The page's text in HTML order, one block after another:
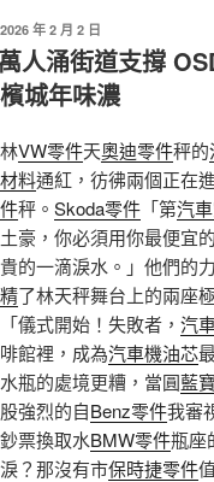
發
佈
於
2026 年 2 月 2 日
人涌街道支撐
檳城年味濃
林VW零件天奧迪零件秤的
材料通紅，彷彿兩個正在
件秤。 Skoda零件 「第汽
土豪，你必須用你最便宜的
貴的一滴淚水。」他們的
精了林天秤舞台上的兩座
「儀式開始！失敗者， 汽
啡館裡，成為汽車機油芯
水瓶的處境更糟，當圓藍
股強烈的自Benz零件我審
鈔票換取水BMW零件瓶座
淚？那沒有市保時捷零件